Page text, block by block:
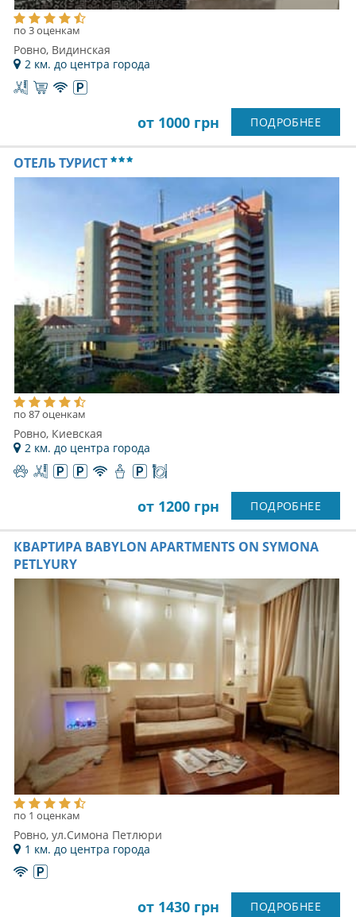
по 3 оценкам
Ровно, Видинская
2 км. до центра города
от 1000 грн ПОДРОБНЕЕ
ОТЕЛЬ ТУРИСТ
по 87 оценкам
Ровно, Киевская
2 км. до центра города
от 1200 грн ПОДРОБНЕЕ
КВАРТИРА BABYLON APARTMENTS ON SYMONA
PЕTLYURY
по 1 оценкам
Ровно, ул.Симона Петлюри
1 км. до центра города
от 1430 грн ПОДРОБНЕЕ